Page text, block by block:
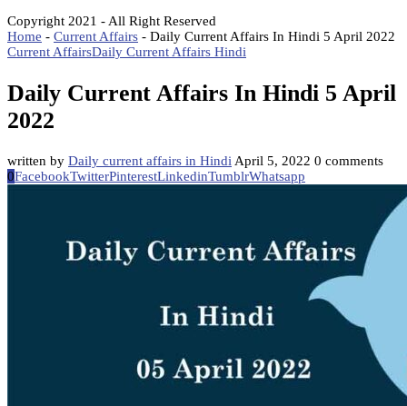
Copyright 2021 - All Right Reserved
Home - Current Affairs - Daily Current Affairs In Hindi 5 April 2022
Current AffairsDaily Current Affairs Hindi
Daily Current Affairs In Hindi 5 April
2022
written by Daily current affairs in Hindi April 5, 2022 0 comments
0FacebookTwitterPinterestLinkedinTumblrWhatsapp